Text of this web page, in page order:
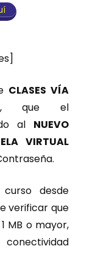
CLASES VÍA
que el
al NUEVO
VIRTUAL
desde
verificar que
MB o mayor,